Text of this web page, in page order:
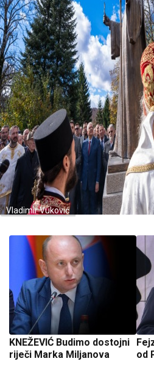
Vladimir Vuković
KNEŽEVIĆ Budimo dostojni
riječi Marka Miljanova
od